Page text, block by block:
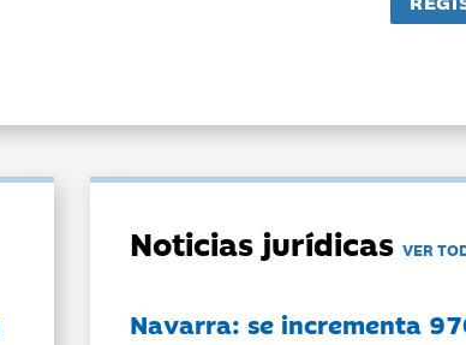
Noticias jurídicasVER
Navarra: se incrementa